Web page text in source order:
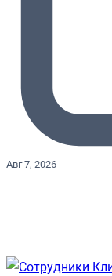
Авг 7, 2026